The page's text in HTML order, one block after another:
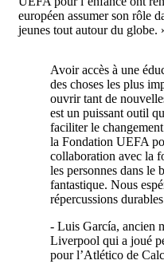
européen assumer son rôle
jeunes tout autour du globe.
Avoir accès à une
des choses les plus
ouvrir tant de
est un puissant outil
faciliter le
la Fondation UEFA
collaboration avec la
les personnes dans le
fantastique. Nous
répercussions
- Luis García, ancien
Liverpool qui a joué
pour l’Atlético de